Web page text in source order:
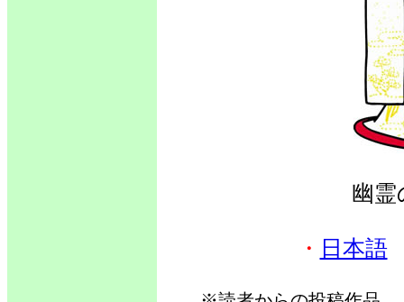
幽
・ 日本語